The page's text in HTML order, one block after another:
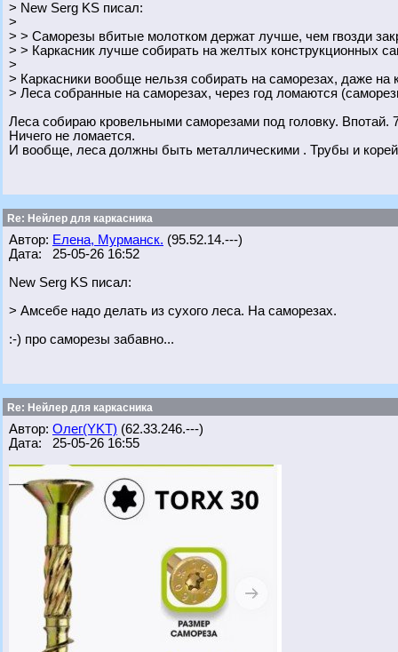
> New Serg KS писал:
>
> > Саморезы вбитые молотком держат лучше, чем гвозди
> > Каркасник лучше собирать на желтых конструкционных
>
> Каркасники вообще нельзя собирать на саморезах, даже на
> Леса собранные на саморезах, через год ломаются
Леса собираю кровельными саморезами под головку. Впотай.
Ничего не ломается.
И вообще, леса должны быть металлическими . Трубы и
Re: Нейлер для каркасника
Автор: Елена, Мурманск. (95.52.14.---)
Дата: 25-05-26 16:52
New Serg KS писал:
> Амсебе надо делать из сухого леса. На саморезах.
:-) про саморезы забавно...
Re: Нейлер для каркасника
Автор: Олег(YKT) (62.33.246.---)
Дата: 25-05-26 16:55